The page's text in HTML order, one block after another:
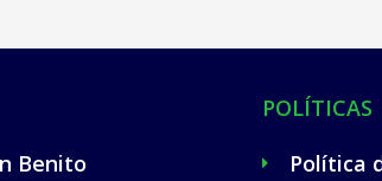
Benito
POLÍTICAS
Política